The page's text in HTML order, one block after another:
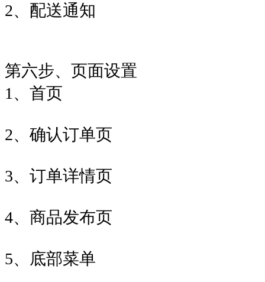
2、配送通知
第六步、页面设置
1、首页
2、确认订单页
3、订单详情页
4、商品发布页
5、底部菜单